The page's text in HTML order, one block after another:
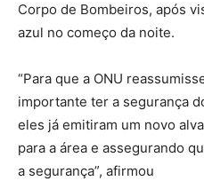
Corpo de Bombeiros, após
azul no começo da noite.
“Para que a ONU
importante ter a segurança
eles já emitiram um novo
para a área e assegurando
a segurança”, afirmou